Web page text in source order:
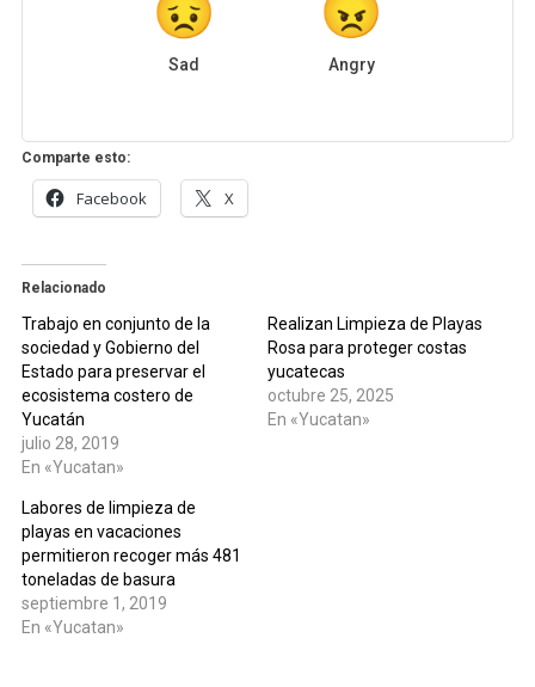
Sad Angry
Comparte esto:
Facebook X
Relacionado
Trabajo en conjunto de la
sociedad y Gobierno del
Estado para preservar el
ecosistema costero de
Yucatán
julio 28, 2019
En «Yucatan»
Realizan Limpieza de Playas
Rosa para proteger costas
yucatecas
octubre 25, 2025
En «Yucatan»
Labores de limpieza de
playas en vacaciones
permitieron recoger más 481
toneladas de basura
septiembre 1, 2019
En «Yucatan»